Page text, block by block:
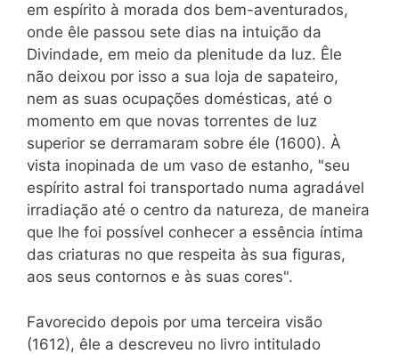
em espírito à morada dos bem-aventurados,
onde êle passou sete dias na intuição da
Divindade, em meio da plenitude da luz. Êle
não deixou por isso a sua loja de sapateiro,
nem as suas ocupações domésticas, até o
momento em que novas torrentes de luz
superior se derramaram sobre éle (1600). À
vista inopinada de um vaso de estanho, "seu
espírito astral foi transportado numa agradável
irradiação até o centro da natureza, de maneira
que lhe foi possível conhecer a essência íntima
das criaturas no que respeita às sua figuras,
aos seus contornos e às suas cores".
Favorecido depois por uma terceira visão
(1612), êle a descreveu no livro intitulado